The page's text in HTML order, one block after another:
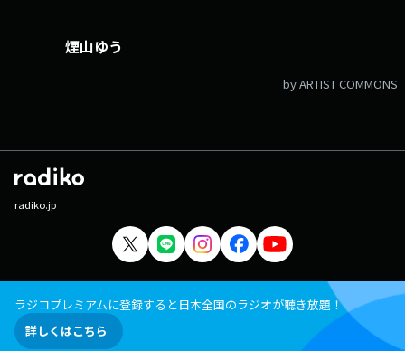
煙山ゆう
by ARTIST COMMONS
radiko.jp
ラジコプレミアムに登録すると日本全国のラジオが聴き放題！
詳しくはこちら